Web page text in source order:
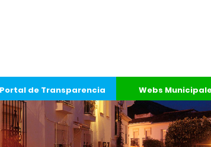
Portal de Transparencia Webs